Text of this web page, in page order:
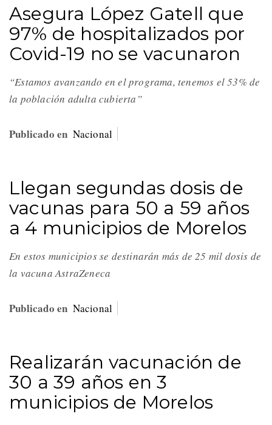
Asegura López Gatell que
97% de hospitalizados por
Covid-19 no se vacunaron
“Estamos avanzando en el programa, tenemos el 53% de
la población adulta cubierta”
Publicado en Nacional
Llegan segundas dosis de
vacunas para 50 a 59 años
a 4 municipios de Morelos
En estos municipios se destinarán más de 25 mil dosis de
la vacuna AstraZeneca
Publicado en Nacional
Realizarán vacunación de
30 a 39 años en 3
municipios de Morelos